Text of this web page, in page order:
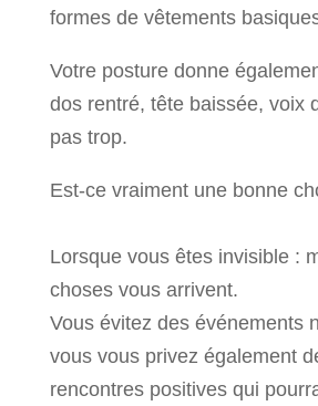
formes de vêtements
Votre posture donne
dos rentré, tête baissée, voix
pas trop.
Est-ce vraiment une bonne
Lorsque vous êtes invisible :
choses vous arrivent.
Vous évitez des événements
vous vous privez également
rencontres positives qui